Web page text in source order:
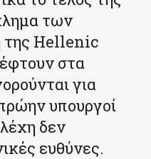
των
της Hellenic
στα
για
υπουργοί
δεν
ευθύνες.